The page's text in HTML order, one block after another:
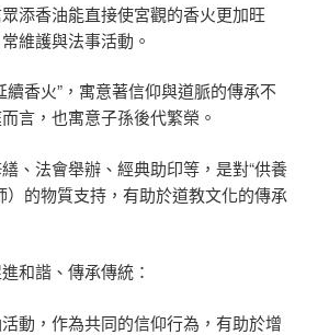
添香油能直接使宮觀的香火更加旺
維護與法事活動。
續香火”，寓意著信仰與道脈的傳承不
言，也寓意子孫後代繁榮。
、法會舉辦、經典助印等，是對“供養
）的物質支持，有助於道教文化的傳承
和諧、傳承傳統：
動，作為共同的信仰行為，有助於增